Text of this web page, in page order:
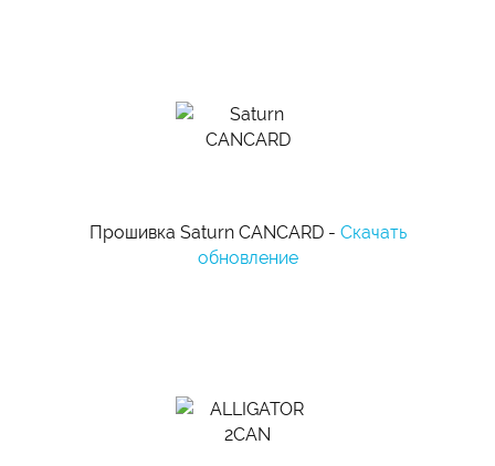
Прошивка Saturn CANCARD - Скачать
обновление